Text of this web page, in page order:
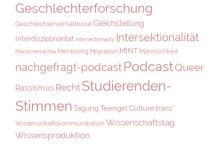
Geschlechterforschung
Geschlechterverhältnisse Gleichstellung
Interdisziplinarität intersectionality Intersektionalität
Menschenrechte Mentoring Migration MINT Männlichkeit
nachgefragt-podcastPodcastQueer
Rassismus RechtStudierenden-
Stimmen Tagung Teengirl Culturetrans*
Wissenschaftskommunikation Wissenschaftstag
Wissensproduktion